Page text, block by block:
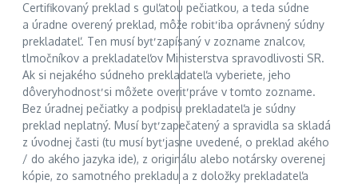
Certifikovaný preklad s guľatou pečiatkou, a teda súdne
a úradne overený preklad, môže robiť iba oprávnený súdny
prekladateľ. Ten musí byť zapísaný v zozname znalcov,
tlmočníkov a prekladateľov Ministerstva spravodlivosti SR.
Ak si nejakého súdneho prekladateľa vyberiete, jeho
dôveryhodnosť si môžete overiť práve v tomto zozname.
Bez úradnej pečiatky a podpisu prekladateľa je súdny
preklad neplatný. Musí byť zapečatený a spravidla sa skladá
z úvodnej časti (tu musí byť jasne uvedené, o preklad akého
/ do akého jazyka ide), z originálu alebo notársky overenej
kópie, zo samotného prekladu a z doložky prekladateľa